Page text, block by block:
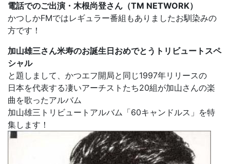
電話でのご出演・木根尚登さん（TM NETWORK）
かつしかFMではレギュラー番組もありましたお馴染みの
方です！
加山雄三さん米寿のお誕生日おめでとうトリビュートスペ
シャル
と題しまして、かつエフ開局と同じ1997年リリースの
日本を代表する凄いアーチストたち20組が加山さんの楽
曲を歌ったアルバム
加山雄三トリビュートアルバム「60キャンドルス」を特
集します！